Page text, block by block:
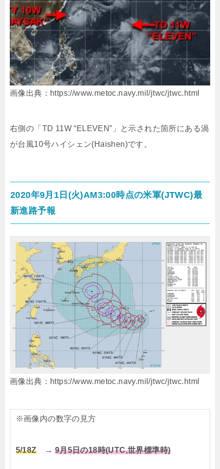
画像出典：https://www.metoc.navy.mil/jtwc/jtwc.html
右側の「TD 11W “ELEVEN”」と示された箇所にある渦
が台風10号ハイシェン(Haishen)です。
2020年9月1日(火)AM3:00時点の米軍(JTWC)最
新進路予報
画像出典：https://www.metoc.navy.mil/jtwc/jtwc.html
※画像内の数字の見方
5/18Z→ 9月5日の18時(UTC,世界標準時)